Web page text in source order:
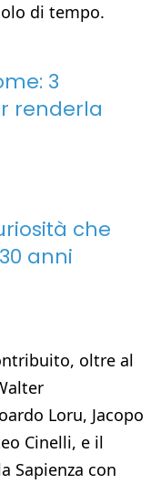
di tempo.
3
renderla
che
anni
oltre al
Loru, Jacopo
Cinelli, e il
Sapienza con